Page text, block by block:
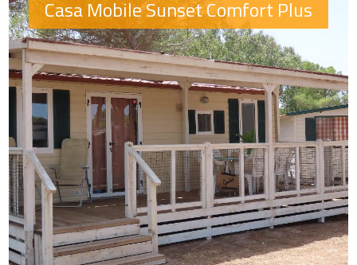
Casa Mobile Sunset Comfort Plus